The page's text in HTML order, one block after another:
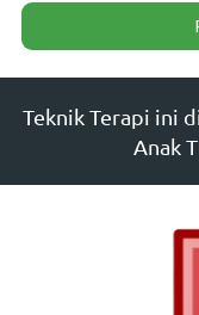
`
Teknik Terapi ini
Anak